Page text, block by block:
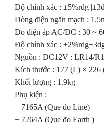
Độ chính xác : ±5%rdg
Dòng điện ngắn mạch :
Đo điện áp AC/DC : 30 ~
Độ chính xác :
Nguồn : DC12V : LR14/
Kích thước : 177 (L) × 226
Khối lượng : 1.9kg
Phụ kiện :
+ 7165A (Que đo Line)
+ 7264A (Que đo Earth )